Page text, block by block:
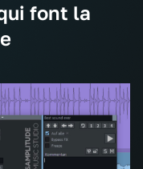
font la